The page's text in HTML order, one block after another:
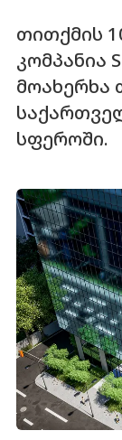
თითქმის
კომპანია
მოახერხა
სფეროში.